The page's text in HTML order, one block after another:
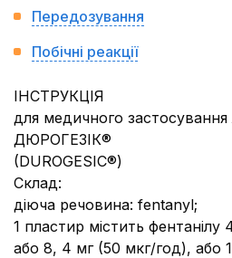
Передозування
Побічні реакції
ІНСТРУКЦІЯ
для медичного застосування
ДЮРОГЕЗІК®
(DUROGESIC®)
Склад:
діюча речовина: fentanyl;
1 пластир містить фентанілу
або 8, 4 мг (50 мкг/год), або